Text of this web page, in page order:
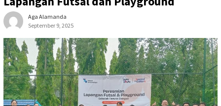
Aga Alamanda
September 9, 2025